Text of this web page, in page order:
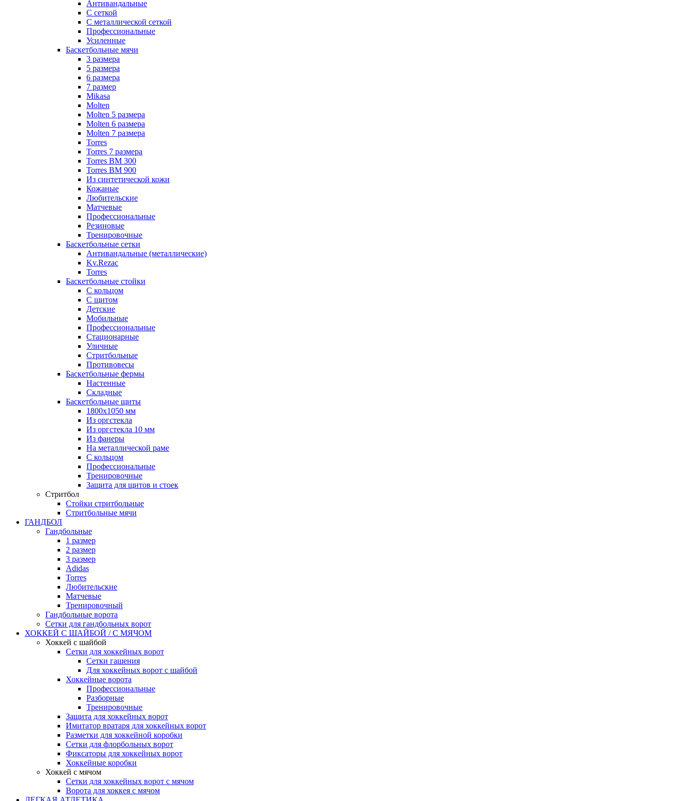
Антивандальные
С сеткой
С металлической сеткой
Профессиональные
Усиленные
Баскетбольные мячи
3 размера
5 размера
6 размера
7 размер
Mikasa
Molten
Molten 5 размера
Molten 6 размера
Molten 7 размера
Torres
Torres 7 размера
Torres BM 300
Torres BM 900
Из синтетической кожи
Кожаные
Любительские
Матчевые
Профессиональные
Резиновые
Тренировочные
Баскетбольные сетки
Антивандальные (металлические)
Kv.Rezac
Torres
Баскетбольные стойки
С кольцом
С щитом
Детские
Мобильные
Профессиональные
Стационарные
Уличные
Стритбольные
Противовесы
Баскетбольные фермы
Настенные
Складные
Баскетбольные щиты
1800х1050 мм
Из оргстекла
Из оргстекла 10 мм
Из фанеры
На металлической раме
С кольцом
Профессиональные
Тренировочные
Защита для щитов и стоек
Стритбол
Стойки стритбольные
Стритбольные мячи
ГАНДБОЛ
Гандбольные
1 размер
2 размер
3 размер
Adidas
Torres
Любительские
Матчевые
Тренировочный
Гандбольные ворота
Сетки для гандбольных ворот
ХОККЕЙ С ШАЙБОЙ / С МЯЧОМ
Хоккей с шайбой
Сетки для хоккейных ворот
Сетки гашения
Для хоккейных ворот с шайбой
Хоккейные ворота
Профессиональные
Разборные
Тренировочные
Защита для хоккейных ворот
Имитатор вратаря для хоккейных ворот
Разметки для хоккейной коробки
Сетки для флорбольных ворот
Фиксаторы для хоккейных ворот
Хоккейные коробки
Хоккей с мячом
Сетки для хоккейных ворот с мячом
Ворота для хоккея с мячом